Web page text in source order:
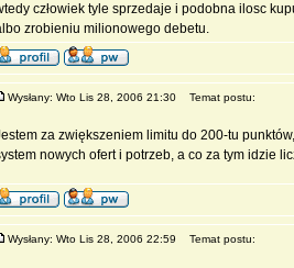
człowiek tyle sprzedaje i podobna ilosc
zrobieniu milionowego debetu.
Wysłany: Wto Lis 28, 2006 21:30 Temat postu:
za zwiększeniem limitu do 200-tu
nowych ofert i potrzeb, a co za tym idzie
Wysłany: Wto Lis 28, 2006 22:59 Temat postu: